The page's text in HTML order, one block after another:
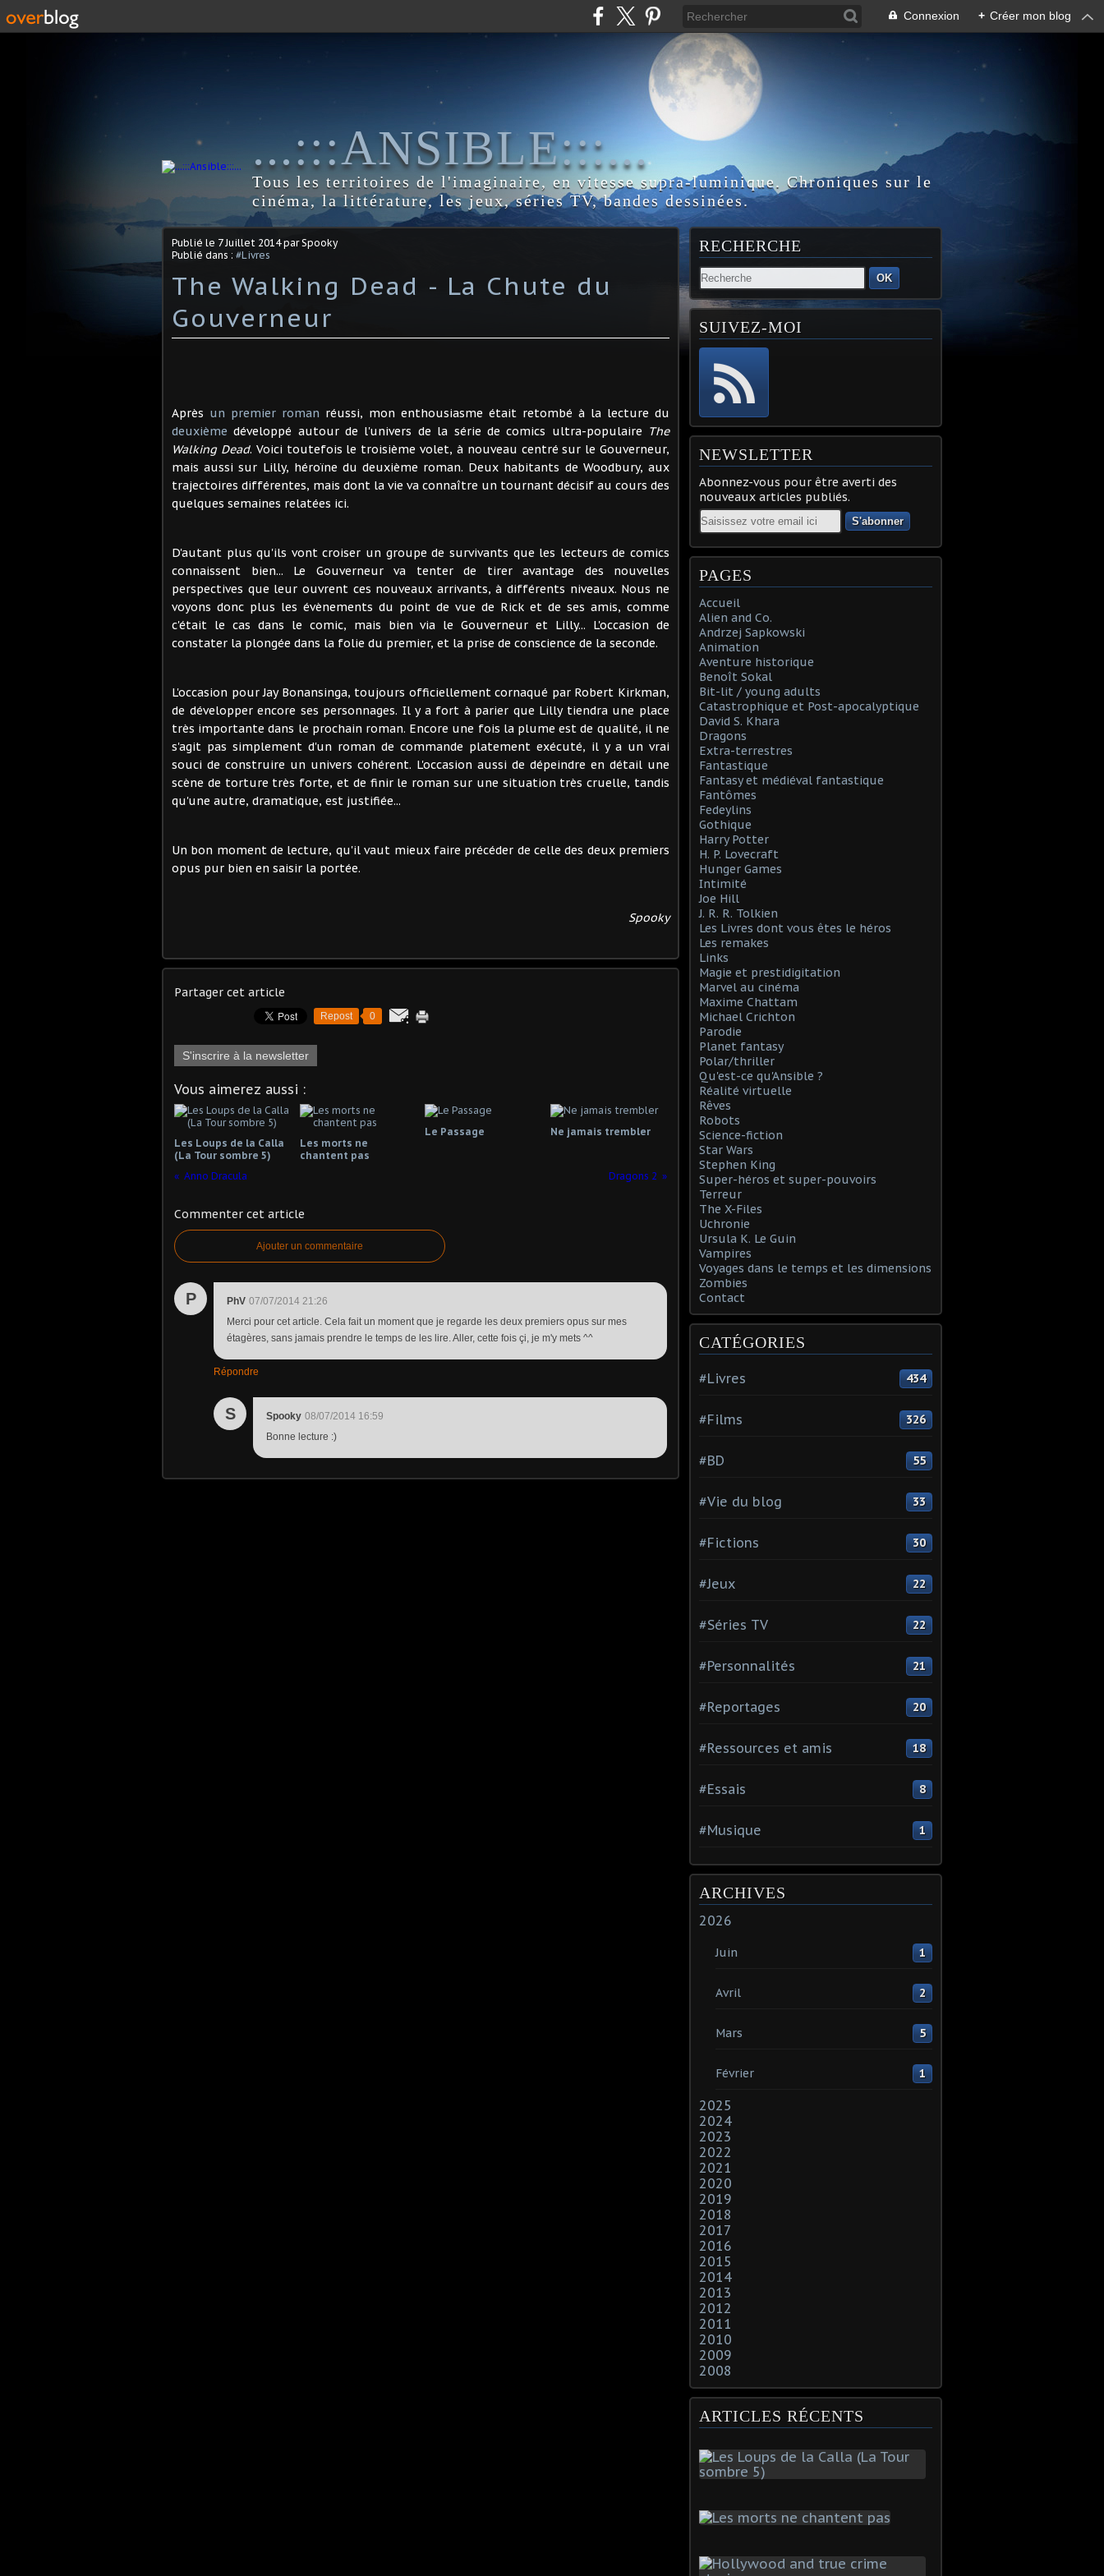
Connexion + Créer mon blog
...:::ANSIBLE:::...
Tous les territoires de l'imaginaire, en vitesse supra-luminique. Chroniques sur le
cinéma, la littérature, les jeux, séries TV, bandes dessinées.
Publié le 7 Juillet 2014par Spooky
Publié dans : #Livres
The Walking Dead - La Chute du
Gouverneur
Après un premier roman réussi, mon enthousiasme était retombé à la lecture du
deuxième développé autour de l'univers de la série de comics ultra-populaire The
Walking Dead. Voici toutefois le troisième volet, à nouveau centré sur le Gouverneur,
mais aussi sur Lilly, héroïne du deuxième roman. Deux habitants de Woodbury, aux
trajectoires différentes, mais dont la vie va connaître un tournant décisif au cours des
quelques semaines relatées ici.
D'autant plus qu'ils vont croiser un groupe de survivants que les lecteurs de comics
connaissent bien... Le Gouverneur va tenter de tirer avantage des nouvelles
perspectives que leur ouvrent ces nouveaux arrivants, à différents niveaux. Nous ne
voyons donc plus les évènements du point de vue de Rick et de ses amis, comme
c'était le cas dans le comic, mais bien via le Gouverneur et Lilly... L'occasion de
constater la plongée dans la folie du premier, et la prise de conscience de la seconde.
L'occasion pour Jay Bonansinga, toujours officiellement cornaqué par Robert Kirkman,
de développer encore ses personnages. Il y a fort à parier que Lilly tiendra une place
très importante dans le prochain roman. Encore une fois la plume est de qualité, il ne
s'agit pas simplement d'un roman de commande platement exécuté, il y a un vrai
souci de construire un univers cohérent. L'occasion aussi de dépeindre en détail une
scène de torture très forte, et de finir le roman sur une situation très cruelle, tandis
qu'une autre, dramatique, est justifiée...
Un bon moment de lecture, qu'il vaut mieux faire précéder de celle des deux premiers
opus pur bien en saisir la portée.
Spooky
Partager cet article
Repost 0
S'inscrire à la newsletter
Vous aimerez aussi :
Les Loups de la Calla
(La Tour sombre 5)
Les morts ne
chantent pas
Le Passage Ne jamais trembler
Anno Dracula Dragons 2
Commenter cet article
Ajouter un commentaire
P PhV 07/07/2014 21:26
Merci pour cet article. Cela fait un moment que je regarde les deux premiers opus sur mes
étagères, sans jamais prendre le temps de les lire. Aller, cette fois çi, je m'y mets ^^
Répondre
S Spooky 08/07/2014 16:59
Bonne lecture :)
RECHERCHE
OK
SUIVEZ-MOI
NEWSLETTER
Abonnez-vous pour être averti des
nouveaux articles publiés.
Email
PAGES
Accueil
Alien and Co.
Andrzej Sapkowski
Animation
Aventure historique
Benoît Sokal
Bit-lit / young adults
Catastrophique et Post-apocalyptique
David S. Khara
Dragons
Extra-terrestres
Fantastique
Fantasy et médiéval fantastique
Fantômes
Fedeylins
Gothique
Harry Potter
H. P. Lovecraft
Hunger Games
Intimité
Joe Hill
J. R. R. Tolkien
Les Livres dont vous êtes le héros
Les remakes
Links
Magie et prestidigitation
Marvel au cinéma
Maxime Chattam
Michael Crichton
Parodie
Planet fantasy
Polar/thriller
Qu'est-ce qu'Ansible ?
Réalité virtuelle
Rêves
Robots
Science-fiction
Star Wars
Stephen King
Super-héros et super-pouvoirs
Terreur
The X-Files
Uchronie
Ursula K. Le Guin
Vampires
Voyages dans le temps et les dimensions
Zombies
Contact
CATÉGORIES
#Livres 434
#Films 326
#BD 55
#Vie du blog 33
#Fictions 30
#Jeux 22
#Séries TV 22
#Personnalités 21
#Reportages 20
#Ressources et amis 18
#Essais 8
#Musique 1
ARCHIVES
2026
Juin 1
Avril 2
Mars 5
Février 1
2025
2024
2023
2022
2021
2020
2019
2018
2017
2016
2015
2014
2013
2012
2011
2010
2009
2008
ARTICLES RÉCENTS